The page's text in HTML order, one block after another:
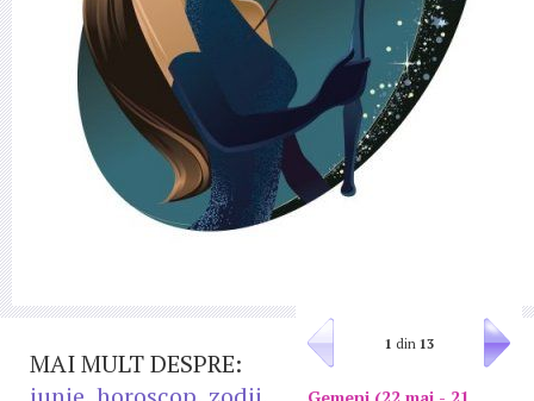
1 din 13
MAI MULT DESPRE: